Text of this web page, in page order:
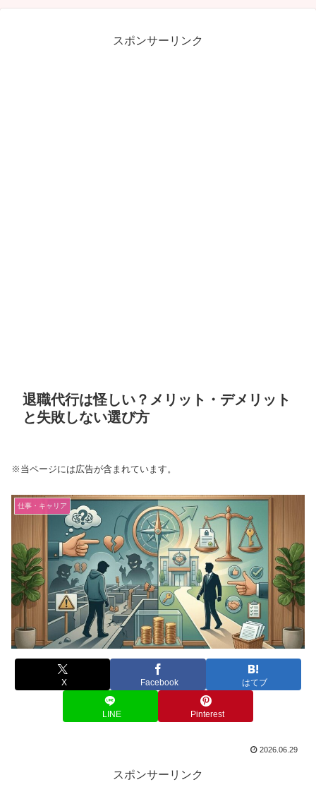
スポンサーリンク
退職代行は怪しい？メリット・デメリット
と失敗しない選び方
※当ページには広告が含まれています。
仕事・キャリア
X Facebook はてブ
LINE Pinterest
2026.06.29
スポンサーリンク